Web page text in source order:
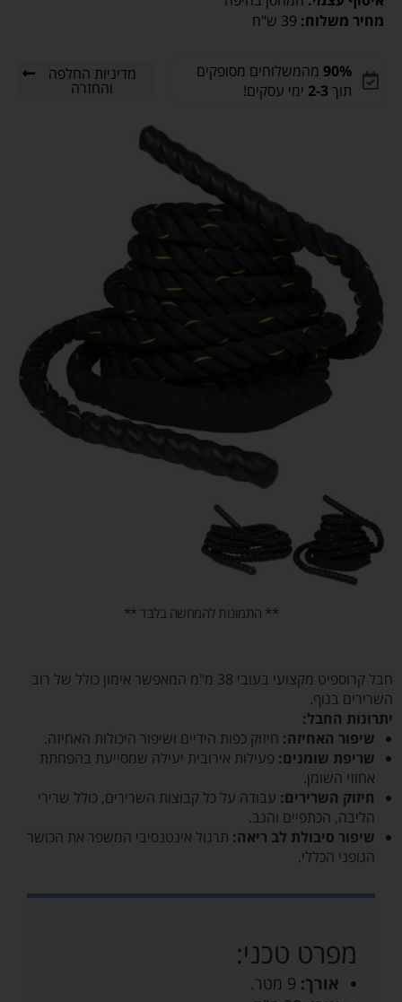
מחיר משלוח: 39 ש"ח
90% מהמשלוחים מסופקים
תוך2-3 ימי עסקים!
מדיניות החלפה
והחזרה
** התמונות להמחשה בלבד **
חבל קרוספיט מקצועי בעובי 38 מ"מ המאפשר אימון כולל של רוב
השרירים בגוף.
יתרונות החבל:
שיפור האחיזה: חיזוק כפות הידיים ושיפור היכולות האחיזה.
שריפת שומנים: פעילות אירובית יעילה שמסייעת בהפחתת
אחוזי השומן.
חיזוק השרירים: עבודה על כל קבוצות השרירים, כולל שרירי
הליבה, הכתפיים והגב.
שיפור סיבולת לב ריאה: תרגול אינטנסיבי המשפר את הכושר
הגופני הכללי.
מפרט טכני:
אורך: